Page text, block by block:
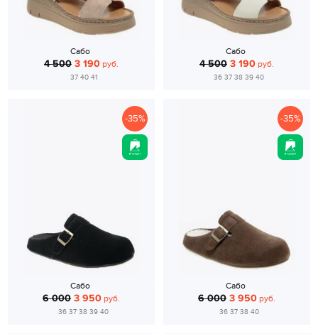
Сабо
4 500 3 190 руб.
37 40 41
Сабо
4 500 3 190 руб.
36 37 38 39 40
-35%
Сабо
6 000 3 950 руб.
36 37 38 39 40
-35%
Сабо
6 000 3 950 руб.
36 37 38 40